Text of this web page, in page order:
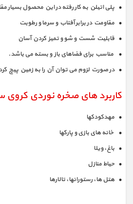
• پلی اتیلن به کار رفته در این محصول بسیار
• مقاومت در برابر آفتاب و سرما و رطوبت
• قابلیت شست و شو و تمیز کردن آسان
• مناسب برای فضاهای باز و بسته می باشد.
• در صورت لزوم می توان آن را به زمین پیچ
کاربرد های صخره نوردی کروی
• مهدکودکها
• خانه های بازی و پارکها
• باغ، ویلا
• حیاط منازل
• هتل ها، رستورانها، تالارها